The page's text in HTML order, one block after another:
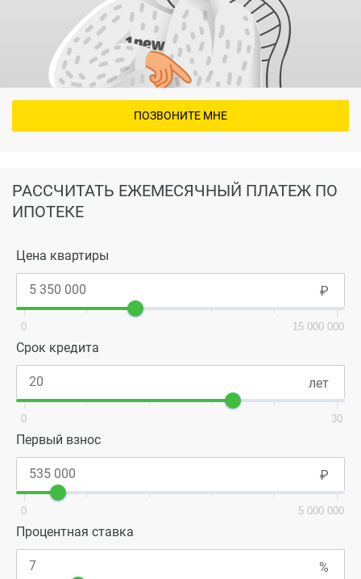
РАССЧИТАТЬ ЕЖЕМЕСЯЧНЫЙ ПЛАТЕЖ ПО
ИПОТЕКЕ
Цена квартиры
0 15 000 000
Срок кредита
0 30
Первый взнос
0 5 000 000
Процентная ставка
ПОЗВОНИТЕ МНЕ